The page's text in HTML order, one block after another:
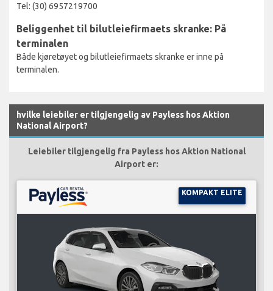
Tel: (30) 6957219700
Beliggenhet til bilutleiefirmaets skranke: På
terminalen
Både kjøretøyet og bilutleiefirmaets skranke er inne på
terminalen.
hvilke leiebiler er tilgjengelig av Payless hos Aktion
National Airport?
Leiebiler tilgjengelig fra Payless hos Aktion National
Airport er:
KOMPAKT ELITE